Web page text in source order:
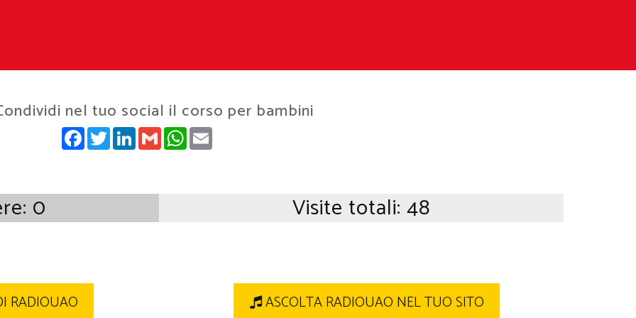
nel tuo social il corso per bambini
FACEBOOK
TWITTERLINKEDIN
GMAILWHATSAPP
0 Visite totali: 48
RADIOUAO ASCOLTA RADIOUAO NEL TUO SITO